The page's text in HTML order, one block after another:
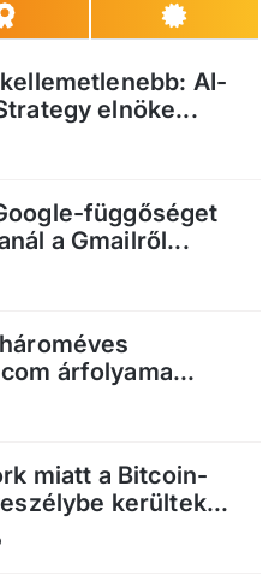
AI-
elnöke...
függőséget
a Gmailről...
árfolyama...
miatt a Bitcoin-
kerültek...